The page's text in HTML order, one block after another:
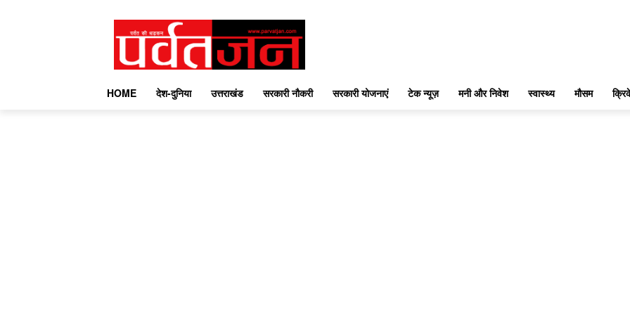
HOME देश-दुनिया उत्तराखंड सरकारी नौकरी सरकारी योजनाएं टेक न्यूज़ मनी और निवेश स्वास्थ्य मौसम